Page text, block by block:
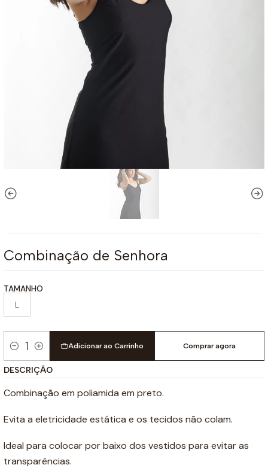
Combinação de Senhora
TAMANHO
L
Quantidade
Adicionar ao Carrinho Comprar agora
DESCRIÇÃO
Combinação em poliamida em preto.
Evita a eletricidade estática e os tecidos não colam.
Ideal para colocar por baixo dos vestidos para evitar as
transparências.